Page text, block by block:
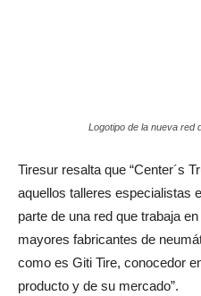
Logotipo de la nueva red
Tiresur resalta que “Center´s
aquellos talleres especialistas
parte de una red que trabaja
mayores fabricantes de
como es Giti Tire, conocedor
producto y de su mercado”.